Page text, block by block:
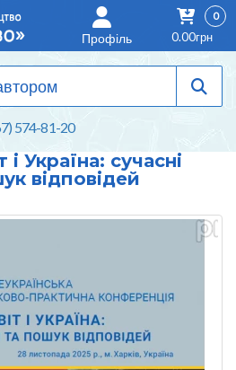
574-81-20
Профіль
0
0.00грн
Україна: сучасні
відповідей